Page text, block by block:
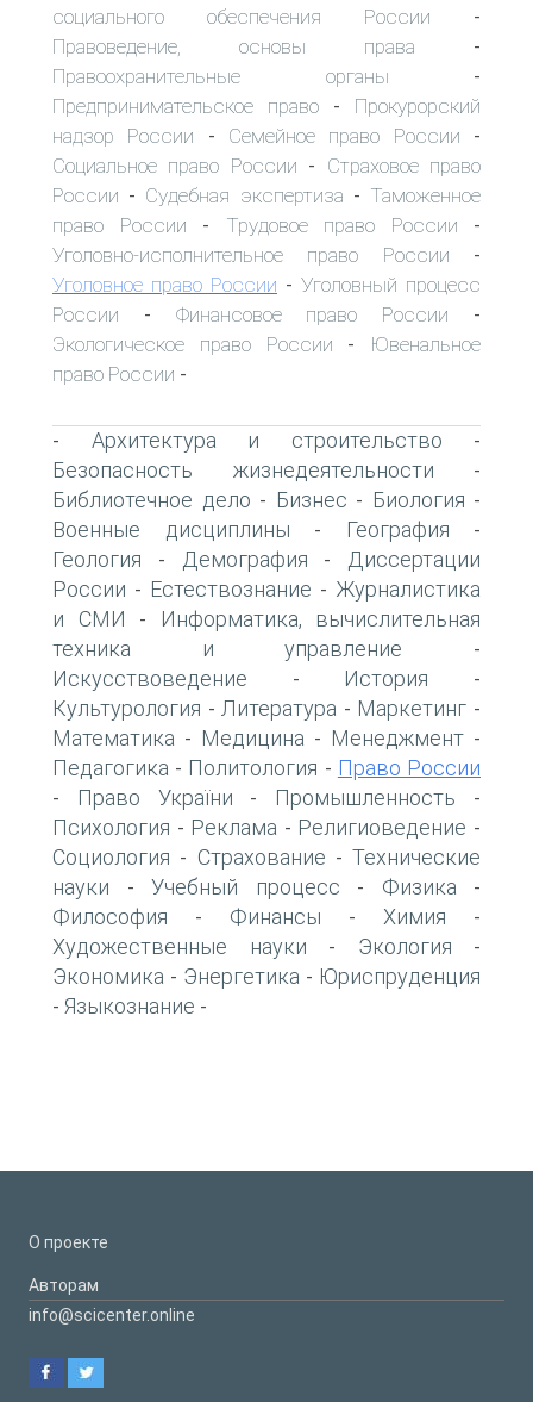
социального обеспечения России -
Правоведение, основы права -
Правоохранительные органы -
Предпринимательское право - Прокурорский
надзор России - Семейное право России -
Социальное право России - Страховое право
России - Судебная экспертиза - Таможенное
право России - Трудовое право России -
Уголовно-исполнительное право России -
Уголовное право России - Уголовный процесс
России - Финансовое право России -
Экологическое право России -
Ювенальное
право России -
- Архитектура и строительство -
Безопасность жизнедеятельности -
Библиотечное дело - Бизнес - Биология -
Военные дисциплины - География -
Геология - Демография -
Диссертации
России - Естествознание - Журналистика
и СМИ -
Информатика, вычислительная
техника и управление -
Искусствоведение - История -
Культурология - Литература - Маркетинг -
Математика - Медицина - Менеджмент -
Педагогика - Политология - Право России
- Право України - Промышленность -
Психология - Реклама - Религиоведение -
Социология - Страхование - Технические
науки - Учебный процесс - Физика -
Философия - Финансы - Химия -
Художественные науки - Экология -
Экономика - Энергетика - Юриспруденция
- Языкознание -
О проекте
Авторам
info@scicenter.online